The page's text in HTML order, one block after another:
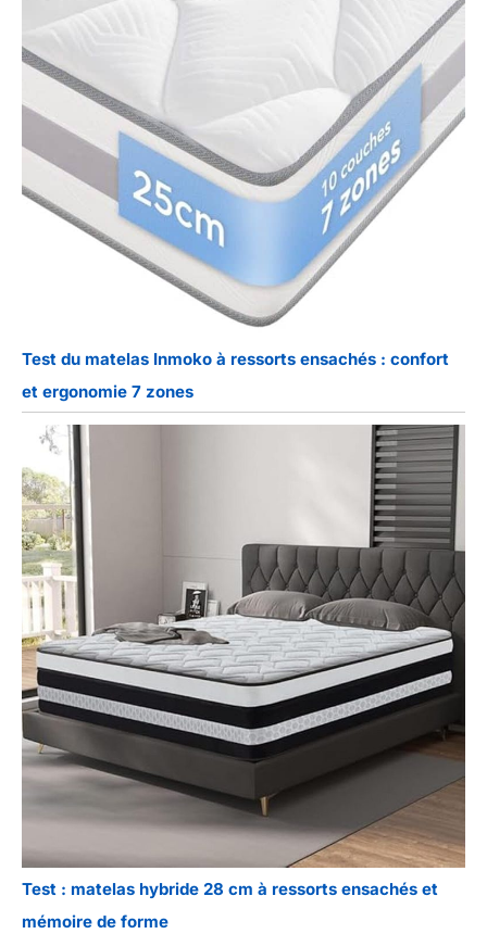
Test du matelas Inmoko à ressorts ensachés : confort
et ergonomie 7 zones
Test : matelas hybride 28 cm à ressorts ensachés et
mémoire de forme